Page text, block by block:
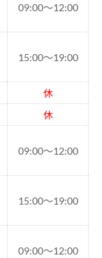
09:00～12:00
15:00～19:00
休
休
09:00～12:00
15:00～19:00
09:00～12:00